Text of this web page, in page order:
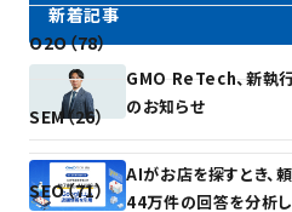
O2O（78）
SEM（26）
SEO（71）
新着記事
GMO ReTech、新執
のお知らせ
AIがお店を探すとき、
44万件の回答を分析